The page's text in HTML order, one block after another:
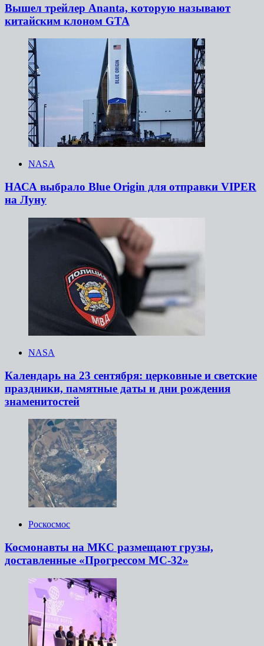
Вышел трейлер Ananta, которую называют
китайским клоном GTA
NASA
НАСА выбрало Blue Origin для отправки VIPER
на Луну
NASA
Календарь на 23 сентября: церковные и светские
праздники, памятные даты и дни рождения
знаменитостей
Роскосмос
Космонавты на МКС размещают грузы,
доставленные «Прогрессом МС-32»